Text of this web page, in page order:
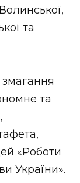
та
та
«Роботи
України».